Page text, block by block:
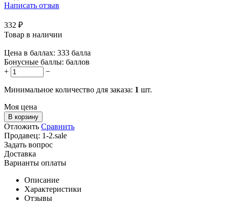
Написать отзыв
332 ₽
Товар в наличии
Цена в баллах: 333 балла
Бонусные баллы: баллов
+
−
Минимальное количество для заказа: 1 шт.
Моя цена
В корзину
Отложить Сравнить
Продавец: 1-2.sale
Задать вопрос
Доставка
Варианты оплаты
Описание
Характеристики
Отзывы